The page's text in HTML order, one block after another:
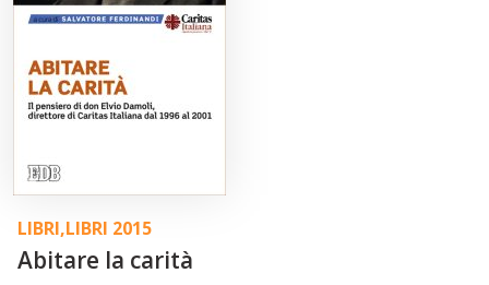
LIBRI,LIBRI 2015
Abitare la carità